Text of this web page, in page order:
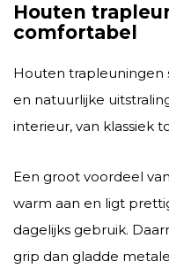
Houten
comfortabel
Houten trapleuningen
en natuurlijke
interieur, van klassiek
Een groot voordeel
warm aan en ligt
dagelijks gebruik.
grip dan gladde